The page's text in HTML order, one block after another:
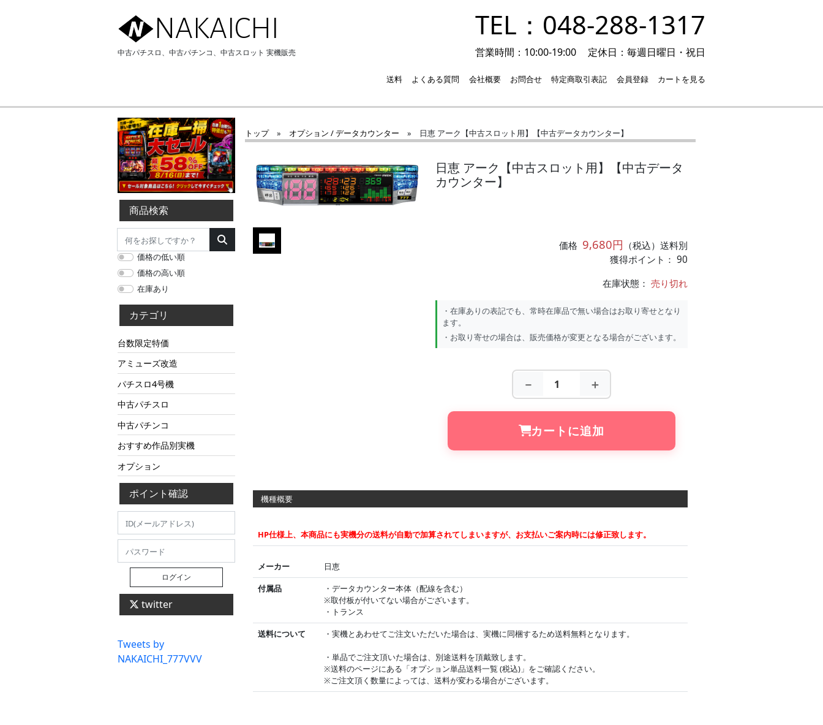
NAKAICHI
中古パチスロ、中古パチンコ、中古スロット 実機販売
TEL：048-288-1317
営業時間：10:00-19:00 定休日：毎週日曜日・祝日
送料 よくある質問 会社概要 お問合せ 特定商取引表記 会員登録 カートを見る
商品検索
価格の低い順
価格の高い順
在庫あり
カテゴリ
台数限定特価
アミューズ改造
パチスロ4号機
中古パチスロ
中古パチンコ
おすすめ作品別実機
オプション
ポイント確認
ログイン
twitter
Tweets by
NAKAICHI_777VVV
トップ » オプション / データカウンター » 日恵 アーク【中古スロット用】【中古データカウンター】
日恵 アーク【中古スロット用】【中古データ
カウンター】
価格 9,680円 （税込）送料別
獲得ポイント： 90
在庫状態：売り切れ
・在庫ありの表記でも、常時在庫品で無い場合はお取り寄せとなり
ます。
・お取り寄せの場合は、販売価格が変更となる場合がございます。
－ ＋
カートに追加
機種概要
HP仕様上、本商品にも実機分の送料が自動で加算されてしまいますが、お支払いご案内時には修正致します。
メーカー
日恵
付属品
・データカウンター本体（配線を含む）
※取付板が付いてない場合がございます。
・トランス
送料について
・実機とあわせてご注文いただいた場合は、実機に同梱するため送料無料となります。
・単品でご注文頂いた場合は、別途送料を頂戴致します。
※送料のページにある「オプション単品送料一覧 (税込)」をご確認ください。
※ご注文頂く数量によっては、送料が変わる場合がございます。